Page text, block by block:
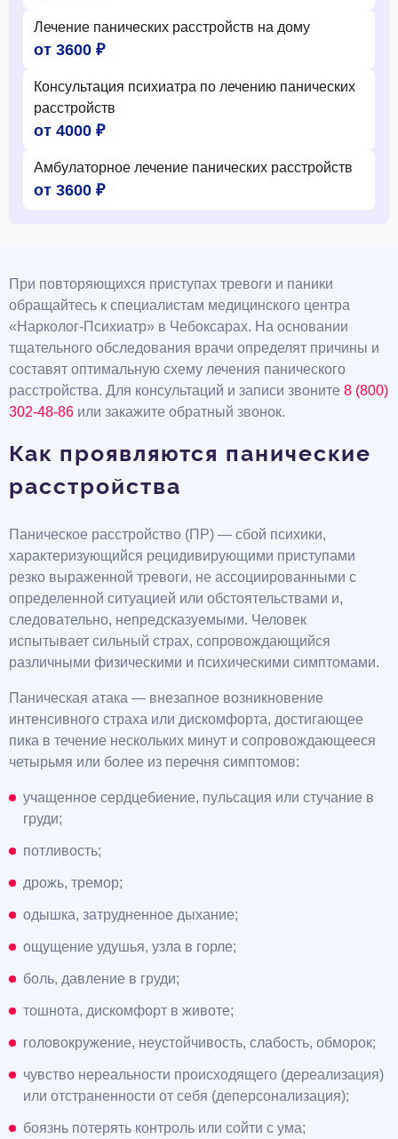
Лечение панических расстройств на дому
от 3600 ₽
Консультация психиатра по лечению панических
расстройств
от 4000 ₽
Амбулаторное лечение панических расстройств
от 3600 ₽
При повторяющихся приступах тревоги и паники
обращайтесь к специалистам медицинского центра
«Нарколог-Психиатр» в Чебоксарах. На основании
тщательного обследования врачи определят причины и
составят оптимальную схему лечения панического
расстройства. Для консультаций и записи звоните 8 (800)
302-48-86 или закажите обратный звонок.
Как проявляются панические
расстройства
Паническое расстройство (ПР) — сбой психики,
характеризующийся рецидивирующими приступами
резко выраженной тревоги, не ассоциированными с
определенной ситуацией или обстоятельствами и,
следовательно, непредсказуемыми. Человек
испытывает сильный страх, сопровождающийся
различными физическими и психическими симптомами.
Паническая атака — внезапное возникновение
интенсивного страха или дискомфорта, достигающее
пика в течение нескольких минут и сопровождающееся
четырьмя или более из перечня симптомов:
учащенное сердцебиение, пульсация или стучание в
груди;
потливость;
дрожь, тремор;
одышка, затрудненное дыхание;
ощущение удушья, узла в горле;
боль, давление в груди;
тошнота, дискомфорт в животе;
головокружение, неустойчивость, слабость, обморок;
чувство нереальности происходящего (дереализация)
или отстраненности от себя (деперсонализация);
боязнь потерять контроль или сойти с ума;